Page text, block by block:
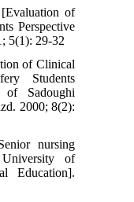
[Evaluation of
Perspective
5(1): 29-32
of Clinical
Students
of Sadoughi
2000; 8(2):
nursing
University of
Education].